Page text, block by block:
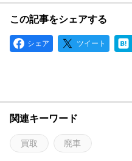
この記事をシェアする
シェア ツイート
関連キーワード
買取 廃車